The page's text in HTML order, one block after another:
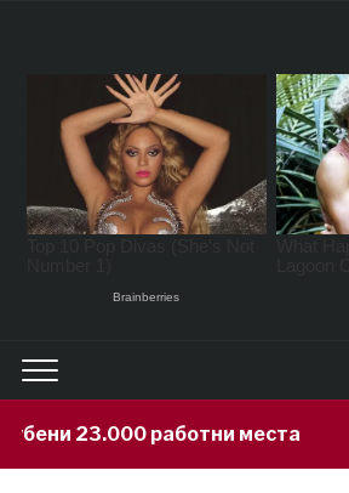
23.000 работни места